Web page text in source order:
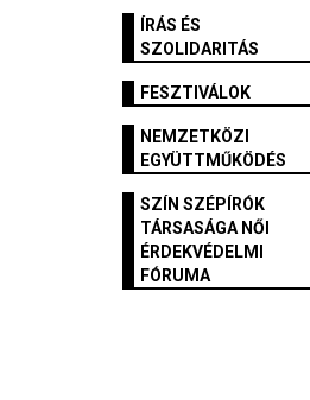
ÍRÁS ÉS
SZOLIDARITÁS
FESZTIVÁLOK
NEMZETKÖZI
EGYÜTTMŰKÖDÉS
SZÍN SZÉPÍRÓK
TÁRSASÁGA NŐI
ÉRDEKVÉDELMI
FÓRUMA